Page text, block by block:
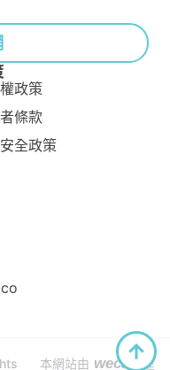
政策
條款
全政策
本網站由 wecan 建